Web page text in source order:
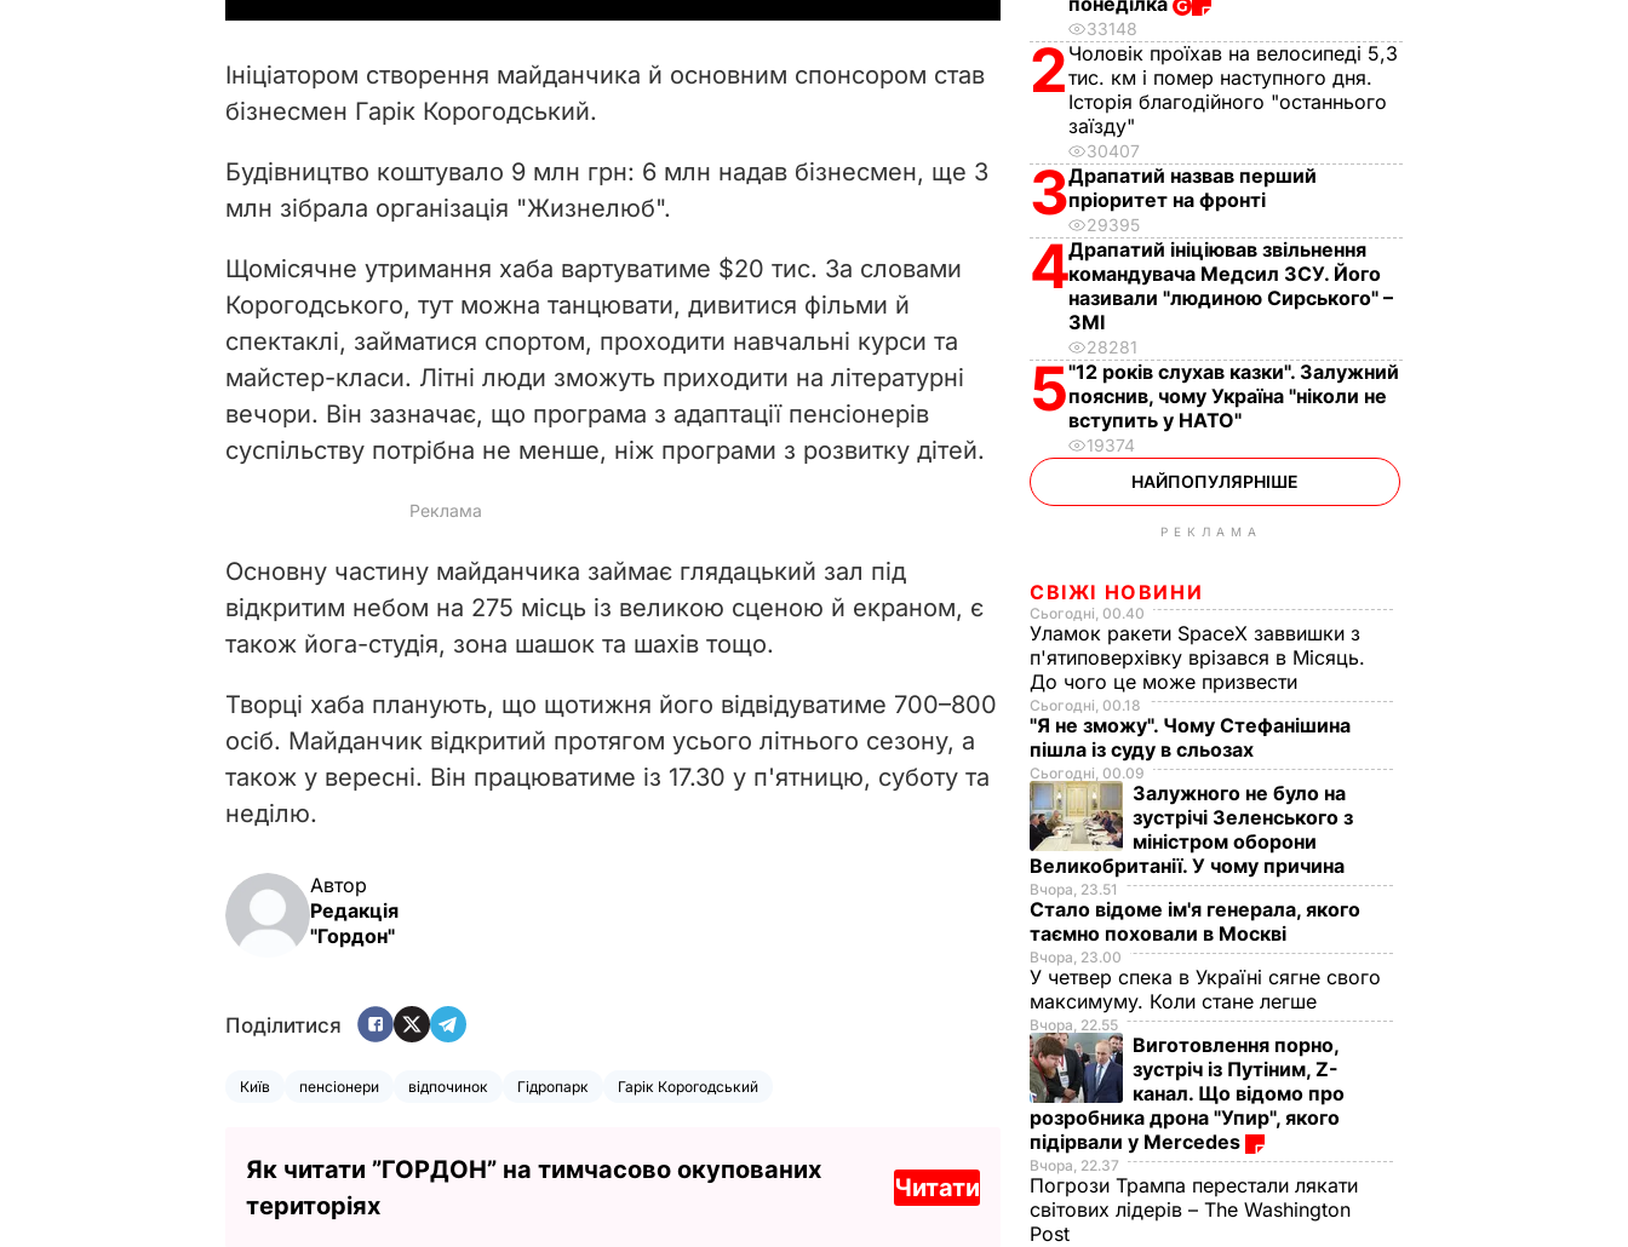
d
e
o
Ініціатором створення майданчика й основним спонсором став
бізнесмен Гарік Корогодський.
Будівництво коштувало 9 млн грн: 6 млн надав бізнесмен, ще 3
млн зібрала організація "Жизнелюб".
Щомісячне утримання хаба вартуватиме $20 тис. За словами
Корогодського, тут можна танцювати, дивитися фільми й
спектаклі, займатися спортом, проходити навчальні курси та
майстер-класи. Літні люди зможуть приходити на літературні
вечори. Він зазначає, що програма з адаптації пенсіонерів
суспільству потрібна не менше, ніж програми з розвитку дітей.
Основну частину майданчика займає глядацький зал під
відкритим небом на 275 місць із великою сценою й екраном, є
також йога-студія, зона шашок та шахів тощо.
Творці хаба планують, що щотижня його відвідуватиме 700–800
осіб. Майданчик відкритий протягом усього літнього сезону, а
також у вересні. Він працюватиме із 17.30 у п'ятницю, суботу та
неділю.
Автор
Редакція
"Гордон"
Поділитися
Київ пенсіонери відпочинок Гідропарк Гарік Корогодський
Як читати ”ГОРДОН” на тимчасово окупованих
територіях
Читати
33148
2 Чоловік проїхав на велосипеді 5,3
тис. км і помер наступного дня.
Історія благодійного "останнього
заїзду"
30407
3Драпатий назвав перший
пріоритет на фронті
29395
4Драпатий ініціював звільнення
командувача Медсил ЗСУ. Його
називали "людиною Сирського" –
ЗМІ
28281
5"12 років слухав казки". Залужний
пояснив, чому Україна "ніколи не
вступить у НАТО"
19374
НАЙПОПУЛЯРНІШЕ
РЕКЛАМА
СВІЖІ НОВИНИ
Сьогодні, 00.40
Уламок ракети SpaceX заввишки з
п'ятиповерхівку врізався в Місяць.
До чого це може призвести
Сьогодні, 00.18
"Я не зможу". Чому Стефанішина
пішла із суду в сльозах
Сьогодні, 00.09
Залужного не було на
зустрічі Зеленського з
міністром оборони
Великобританії. У чому причина
Вчора, 23.51
Стало відоме ім'я генерала, якого
таємно поховали в Москві
Вчора, 23.00
У четвер спека в Україні сягне свого
максимуму. Коли стане легше
Вчора, 22.55
Виготовлення порно,
зустріч із Путіним, Z-
канал. Що відомо про
розробника дрона "Упир", якого
підірвали у Mercedes
Вчора, 22.37
Погрози Трампа перестали лякати
світових лідерів – The Washington
Post